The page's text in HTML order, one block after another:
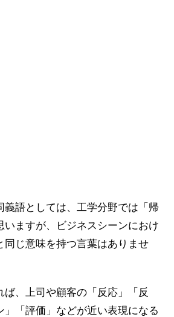
義語としては、工学分野では「帰
いますが、ビジネスシーンにおけ
同じ意味を持つ言葉はありませ
ば、上司や顧客の「反応」「反
」「評価」などが近い表現になる